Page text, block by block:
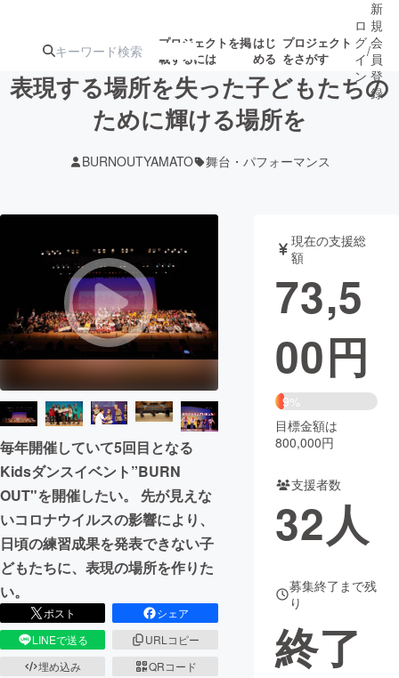
プロジェクトを掲
載するには
はじ
める
プロジェクト
をさがす
ターン
注目の新着プロ
ジェクト
募集終了が近いプ
ロジェクト
されます
音楽
テクノロジー・ガジェット ゲーム・
映像・映画 書籍・雑誌
チャレンジ
まちづくり・地域活性化
CAMPFIRE for Social Good
CAMPFIRE Creation
CAMPFIREふるさと納税
コミュニティ
ロ
グ
イ
ン
/
新
規
会
員
登
録
表現する場所を失った子どもたちの
ために輝ける場所を
BURNOUTYAMATO 舞台・パフォーマンス
毎年開催していて5回目となる
Kidsダンスイベント”BURN
OUT"を開催したい。 先が見えな
いコロナウイルスの影響により、
日頃の練習成果を発表できない子
どもたちに、表現の場所を作りた
い。
ポスト
シェア
LINEで送る
URLコピー
埋め込み
QRコード
現在の支援総
額
73,5
00円
9%
目標金額は
800,000円
支援者数
32人
募集終了まで残
り
終了